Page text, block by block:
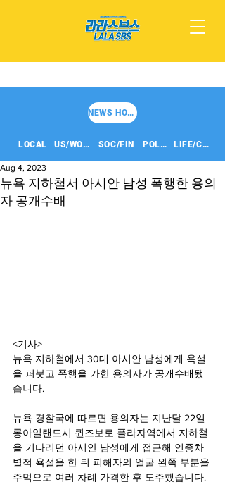
NEWS HOME
LOCAL US/WORLD SOC/FIN POLITICS LIFE/CULT
뉴욕 지하철서 아시안 남성 폭행한 용의
자 공개수배
Aug 4, 2023
<기사>
뉴욕 지하철에서 30대 아시안 남성에게 욕설
을 퍼붓고 폭행을 가한 용의자가 공개수배됐
습니다.
뉴욕 경찰국에 따르면 용의자는 지난달 22일
롱아일랜드시 퀸즈보로 플라자역에서 지하철
을 기다리던 아시안 남성에게 접근해 인종차
별적 욕설을 한 뒤 피해자의 얼굴 왼쪽 부분을
주먹으로 여러 차례 가격한 후 도주했습니다.